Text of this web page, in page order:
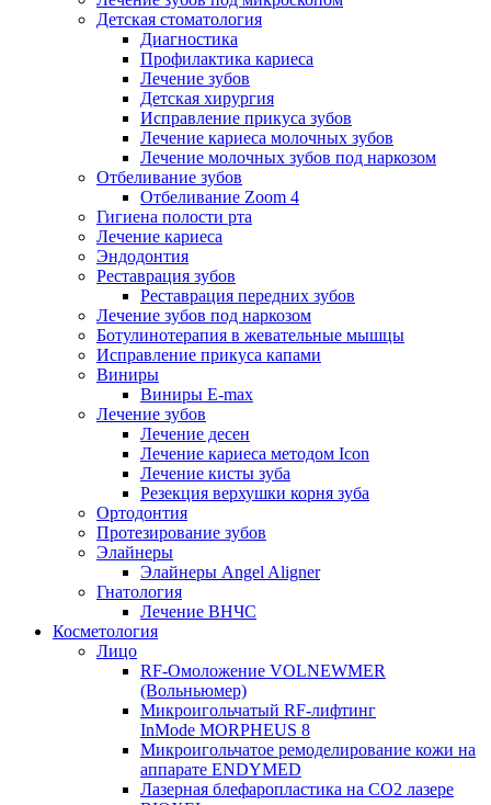
Детская стоматология
Диагностика
Профилактика кариеса
Лечение зубов
Детская хирургия
Исправление прикуса зубов
Лечение кариеса молочных зубов
Лечение молочных зубов под наркозом
Отбеливание зубов
Отбеливание Zoom 4
Гигиена полости рта
Лечение кариеса
Эндодонтия
Реставрация зубов
Реставрация передних зубов
Лечение зубов под наркозом
Ботулинотерапия в жевательные мышцы
Исправление прикуса капами
Виниры
Виниры E-max
Лечение зубов
Лечение десен
Лечение кариеса методом Icon
Лечение кисты зуба
Резекция верхушки корня зуба
Ортодонтия
Протезирование зубов
Элайнеры
Элайнеры Angel Aligner
Гнатология
Лечение ВНЧС
Косметология
Лицо
RF-Омоложение VOLNEWMER
(Вольньюмер)
Микроигольчатый RF-лифтинг
InMode MORPHEUS 8
Микроигольчатое ремоделирование кожи на
аппарате ENDYMED
Лазерная блефаропластика на CO2 лазере